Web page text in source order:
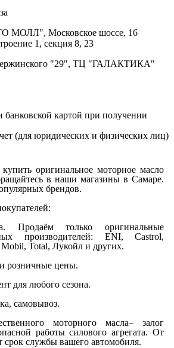
МОЛЛ", Московское шоссе, 16
1, секция 8, 23
"29", ТЦ "ГАЛАКТИКА"
картой при получении
(для юридических и физических лиц)
оригинальное моторное масло
в наши магазины в Самаре.
брендов.
Продаём только оригинальные
производителей: ENI, Castrol,
Total, Лукойл и других.
розничные цены.
для любого сезона.
самовывоз.
моторного масла– залог
работы силового агрегата. От
срок службы вашего автомобиля.